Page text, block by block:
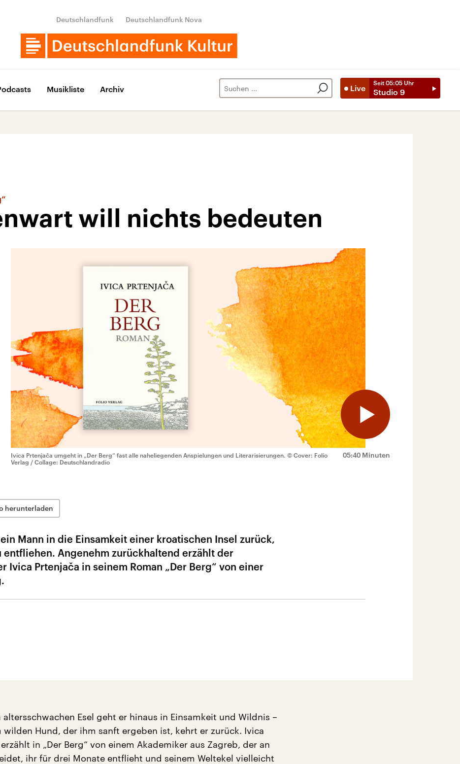
Deutschlandfunk Deutschlandfunk Nova
Live
Seit 05:05 Uhr
Studio 9
Musikliste Archiv
will nichts bedeuten
05:40 Minuten
Ivica Prtenjača umgeht in „Der Berg“ fast alle naheliegenden Anspielungen und Literarisierungen. © Cover: Folio
Verlag / Collage: Deutschlandradio
herunterladen
Mann in die Einsamkeit einer kroatischen Insel zurück,
entfliehen. Angenehm zurückhaltend erzählt der
Ivica Prtenjača in seinem Roman „Der Berg“ von einer
altersschwachen Esel geht er hinaus in Einsamkeit und Wildnis –
wilden Hund, der ihm sanft ergeben ist, kehrt er zurück. Ivica
in „Der Berg“ von einem Akademiker aus Zagreb, der an
ihr für drei Monate entflieht und seinem Weltekel vielleicht